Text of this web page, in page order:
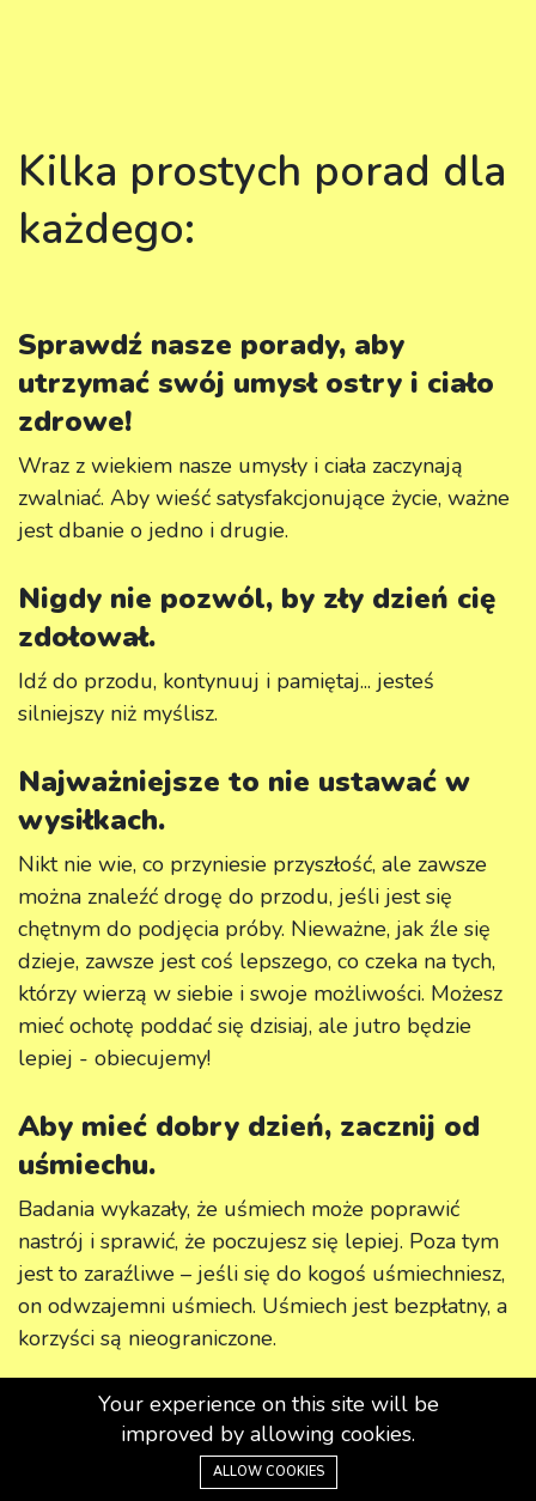
Kilka prostych porad dla
każdego:
Sprawdź nasze porady, aby
utrzymać swój umysł ostry i ciało
zdrowe!
Wraz z wiekiem nasze umysły i ciała zaczynają
zwalniać. Aby wieść satysfakcjonujące życie, ważne
jest dbanie o jedno i drugie.
Nigdy nie pozwól, by zły dzień cię
zdołował.
Idź do przodu, kontynuuj i pamiętaj... jesteś
silniejszy niż myślisz.
Najważniejsze to nie ustawać w
wysiłkach.
Nikt nie wie, co przyniesie przyszłość, ale zawsze
można znaleźć drogę do przodu, jeśli jest się
chętnym do podjęcia próby. Nieważne, jak źle się
dzieje, zawsze jest coś lepszego, co czeka na tych,
którzy wierzą w siebie i swoje możliwości. Możesz
mieć ochotę poddać się dzisiaj, ale jutro będzie
lepiej - obiecujemy!
Aby mieć dobry dzień, zacznij od
uśmiechu.
Badania wykazały, że uśmiech może poprawić
nastrój i sprawić, że poczujesz się lepiej. Poza tym
jest to zaraźliwe – jeśli się do kogoś uśmiechniesz,
on odwzajemni uśmiech. Uśmiech jest bezpłatny, a
korzyści są nieograniczone.
Chodź jak najwięcej i jedz zdrowo.
Jako społeczeństwo poruszamy się mniej i jemy
więcej, co prowadzi do wzrostu wskaźników
Your experience on this site will be
improved by allowing cookies.
ALLOW COOKIES